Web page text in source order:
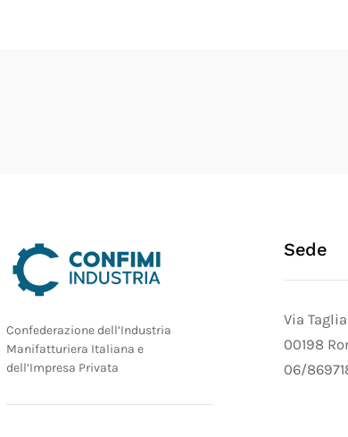
Confederazione dell’Industria
Manifatturiera Italiana e
dell’Impresa Privata
Sede
Via
00198
06/